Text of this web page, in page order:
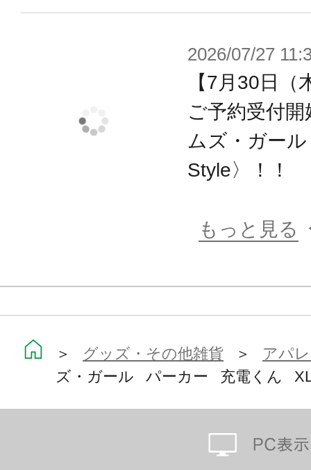
2026/07/27
【7月30日
ご予約受付
ムズ・ガー
Style〉！！
もっと見る
＞ グッズ・その他雑貨 ＞ アパ
ズ・ガール パーカー 充電くん